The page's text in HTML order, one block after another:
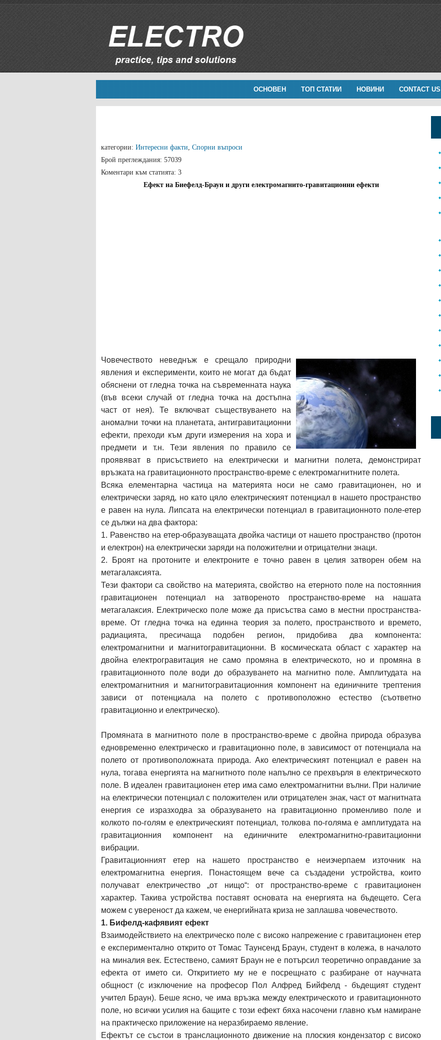
ОСНОВЕН ТОП СТАТИИ НОВИНИ CONTACT US
категории: Интересни факти, Спорни въпроси
Брой преглеждания: 57039
Коментари към статията: 3
Ефект на Биефелд-Браун и други електромагнито-гравитационни ефекти
Човечеството неведнъж е срещало природни
явления и експерименти, които не могат да бъдат
обяснени от гледна точка на съвременната наука
(във всеки случай от гледна точка на достъпна
част от нея). Те включват съществуването на
аномални точки на планетата, антигравитационни
ефекти, преходи към други измерения на хора и
предмети и т.н. Тези явления по правило се
проявяват в присъствието на електрически и магнитни полета, демонстрират
връзката на гравитационното пространство-време с електромагнитните полета.
Всяка елементарна частица на материята носи не само гравитационен, но и
електрически заряд, но като цяло електрическият потенциал в нашето пространство
е равен на нула. Липсата на електрически потенциал в гравитационното поле-етер
се дължи на два фактора:
1. Равенство на етер-образуващата двойка частици от нашето пространство (протон
и електрон) на електрически заряди на положителни и отрицателни знаци.
2. Броят на протоните и електроните е точно равен в целия затворен обем на
метагалаксията.
Тези фактори са свойство на материята, свойство на етерното поле на постоянния
гравитационен потенциал на затвореното пространство-време на нашата
метагалаксия. Електрическо поле може да присъства само в местни пространства-
време. От гледна точка на единна теория за полето, пространството и времето,
радиацията, пресичаща подобен регион, придобива два компонента:
електромагнитни и магнитогравитационни. В космическата област с характер на
двойна електрогравитация не само промяна в електрическото, но и промяна в
гравитационното поле води до образуването на магнитно поле. Амплитудата на
електромагнитния и магнитогравитационния компонент на единичните трептения
зависи от потенциала на полето с противоположно естество (съответно
гравитационно и електрическо).
Промяната в магнитното поле в пространство-време с двойна природа образува
едновременно електрическо и гравитационно поле, в зависимост от потенциала на
полето от противоположната природа. Ако електрическият потенциал е равен на
нула, тогава енергията на магнитното поле напълно се прехвърля в електрическото
поле. В идеален гравитационен етер има само електромагнитни вълни. При наличие
на електрически потенциал с положителен или отрицателен знак, част от магнитната
енергия се изразходва за образуването на гравитационно променливо поле и
колкото по-голям е електрическият потенциал, толкова по-голяма е амплитудата на
гравитационния компонент на единичните електромагнитно-гравитационни
вибрации.
Гравитационният етер на нашето пространство е неизчерпаем източник на
електромагнитна енергия. Понастоящем вече са създадени устройства, които
получават електричество „от нищо“: от пространство-време с гравитационен
характер. Такива устройства поставят основата на енергията на бъдещето. Сега
можем с увереност да кажем, че енергийната криза не заплашва човечеството.
1. Бифелд-кафявият ефект
Взаимодействието на електрическо поле с високо напрежение с гравитационен етер
е експериментално открито от Томас Таунсенд Браун, студент в колежа, в началото
на миналия век. Естествено, самият Браун не е потърсил теоретично оправдание за
ефекта от името си. Откритието му не е посрещнато с разбиране от научната
общност (с изключение на професор Пол Алфред Бийфелд - бъдещият студент
учител Браун). Беше ясно, че има връзка между електрическото и гравитационното
поле, но всички усилия на бащите с този ефект бяха насочени главно към намиране
на практическо приложение на неразбираемо явление.
Ефектът се състои в транслационното движение на плоския кондензатор с високо